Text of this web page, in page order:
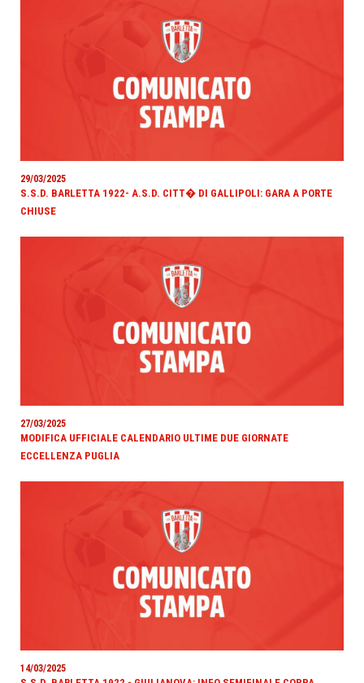
29/03/2025
S.S.D. BARLETTA 1922- A.S.D. CITT� DI GALLIPOLI: GARA A PORTE
CHIUSE
27/03/2025
MODIFICA UFFICIALE CALENDARIO ULTIME DUE GIORNATE
ECCELLENZA PUGLIA
14/03/2025